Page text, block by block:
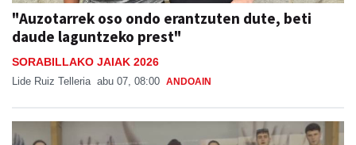
"Auzotarrek oso ondo erantzuten dute, beti
daude laguntzeko prest"
SORABILLAKO JAIAK 2026
Lide Ruiz Telleria abu 07, 08:00 ANDOAIN